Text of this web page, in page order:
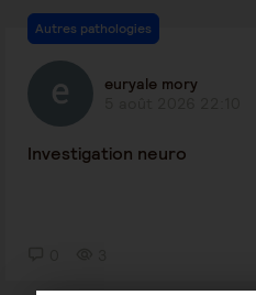
Autres pathologies
euryale mory
Investigation neuro